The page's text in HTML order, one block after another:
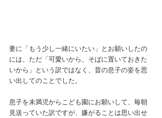
妻に「もう少し一緒にいたい」とお願いしたの
には、ただ「可愛いから、そばに置いておきた
いから」という訳ではなく、昔の息子の姿を思
い出してのことでした。
息子を未満児からこども園にお願いして、毎朝
見送っていた訳ですが、嫌がることは思い出せ